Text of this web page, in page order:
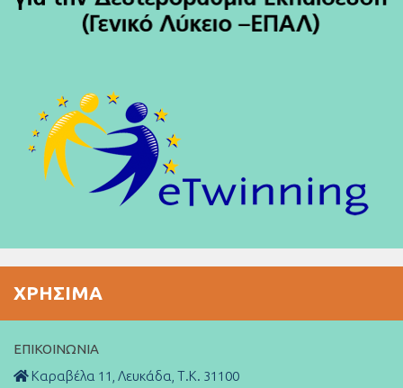
ΧΡΉΣΙΜΑ
ΕΠΙΚΟΙΝΩΝΊΑ
Καραβέλα 11, Λευκάδα, Τ.Κ. 31100